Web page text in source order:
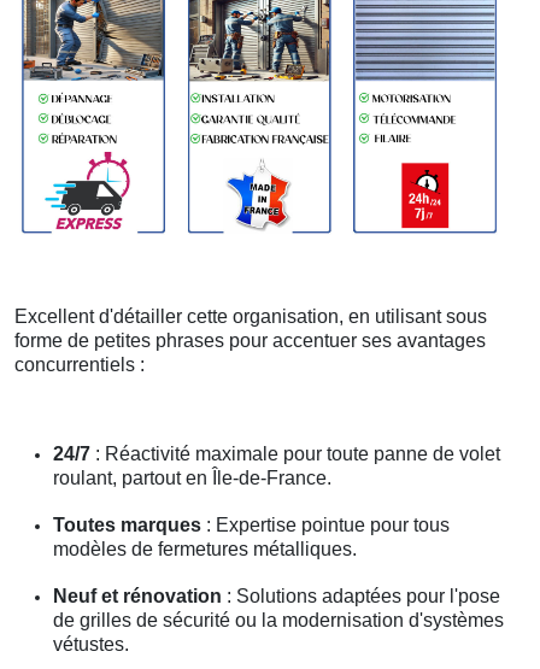
Excellent d'détailler cette organisation, en utilisant sous
forme de petites phrases pour accentuer ses avantages
concurrentiels :
24/7 : Réactivité maximale pour toute panne de volet
roulant, partout en Île-de-France.
Toutes marques : Expertise pointue pour tous
modèles de fermetures métalliques.
Neuf et rénovation : Solutions adaptées pour l'pose
de grilles de sécurité ou la modernisation d'systèmes
vétustes.